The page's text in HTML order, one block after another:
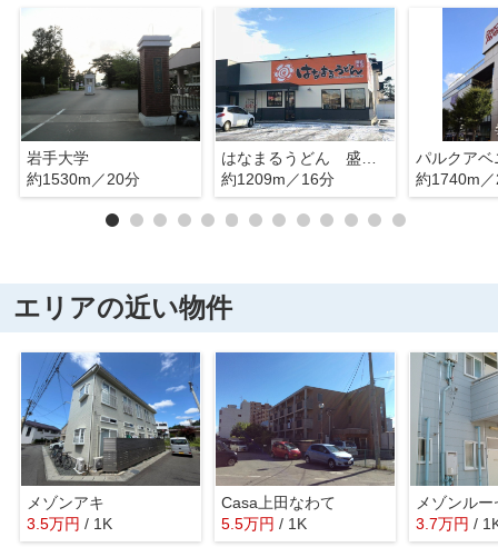
岩手大学
約1530m／20分
約1209m／16分
約1740m
エリアの近い物件
メゾンアキ
3.5万円 / 1K
Casa上田なわて
5.5万円 / 1K
メゾンルー
3.7万円 /